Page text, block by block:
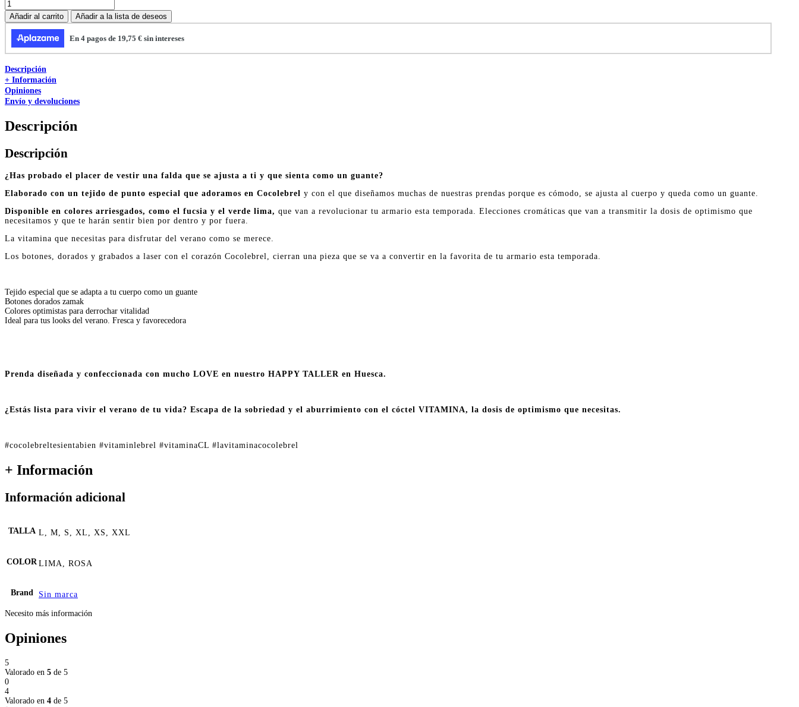
Añadir al carrito Añadir a la lista de deseos
Descripción
+ Información
Opiniones
Envío y devoluciones
Descripción
Descripción
¿Has probado el placer de vestir una falda que se ajusta a ti y que sienta como un guante?
Elaborado con un tejido de punto especial que adoramos en Cocolebrel y con el que diseñamos muchas de nuestras prendas porque es cómodo, se ajusta al cuerpo y queda como un guante.
Disponible en colores arriesgados, como el fucsia y el verde lima, que van a revolucionar tu armario esta temporada. Elecciones cromáticas que van a transmitir la dosis de optimismo que
necesitamos y que te harán sentir bien por dentro y por fuera.
La vitamina que necesitas para disfrutar del verano como se merece.
Los botones, dorados y grabados a laser con el corazón Cocolebrel, cierran una pieza que se va a convertir en la favorita de tu armario esta temporada.
Tejido especial que se adapta a tu cuerpo como un guante
Botones dorados zamak
Colores optimistas para derrochar vitalidad
Ideal para tus looks del verano. Fresca y favorecedora
Prenda diseñada y confeccionada con mucho LOVE en nuestro HAPPY TALLER en Huesca.
¿Estás lista para vivir el verano de tu vida? Escapa de la sobriedad y el aburrimiento con el cóctel VITAMINA, la dosis de optimismo que necesitas.
#cocolebreltesientabien #vitaminlebrel #vitaminaCL #lavitaminacocolebrel
+ Información
Información adicional
TALLA L, M, S, XL, XS, XXL
COLOR LIMA, ROSA
Brand Sin marca
Necesito más información
Opiniones
5
Valorado en 5 de 5
0
4
Valorado en 4 de 5